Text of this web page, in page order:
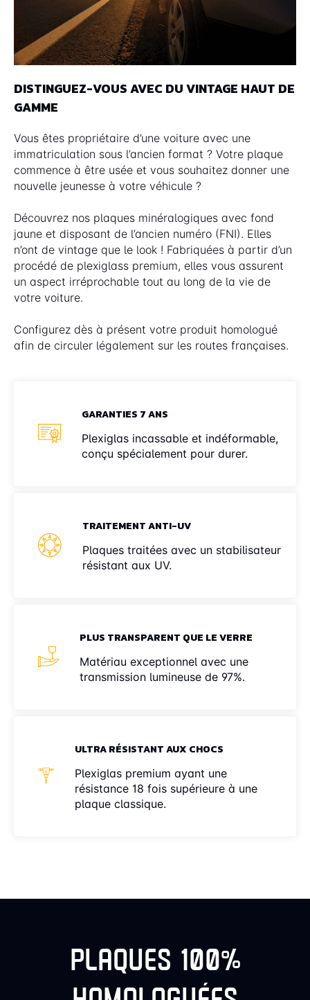
DISTINGUEZ-VOUS AVEC DU VINTAGE HAUT DE
GAMME
Vous êtes propriétaire d’une voiture avec une
immatriculation sous l’ancien format ? Votre plaque
commence à être usée et vous souhaitez donner une
nouvelle jeunesse à votre véhicule ?
Découvrez nos plaques minéralogiques avec fond
jaune et disposant de l’ancien numéro (FNI). Elles
n’ont de vintage que le look ! Fabriquées à partir d’un
procédé de plexiglass premium, elles vous assurent
un aspect irréprochable tout au long de la vie de
votre voiture.
Configurez dès à présent votre produit homologué
afin de circuler légalement sur les routes françaises.
GARANTIES 7 ANS
Plexiglas incassable et indéformable,
conçu spécialement pour durer.
TRAITEMENT ANTI-UV
Plaques traitées avec un stabilisateur
résistant aux UV.
PLUS TRANSPARENT QUE LE VERRE
Matériau exceptionnel avec une
transmission lumineuse de 97%.
ULTRA RÉSISTANT AUX CHOCS
Plexiglas premium ayant une
résistance 18 fois supérieure à une
plaque classique.
PLAQUES 100%